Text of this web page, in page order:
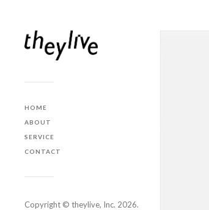
HOME
ABOUT
SERVICE
CONTACT
Copyright ©️ theylive, Inc. 2026.